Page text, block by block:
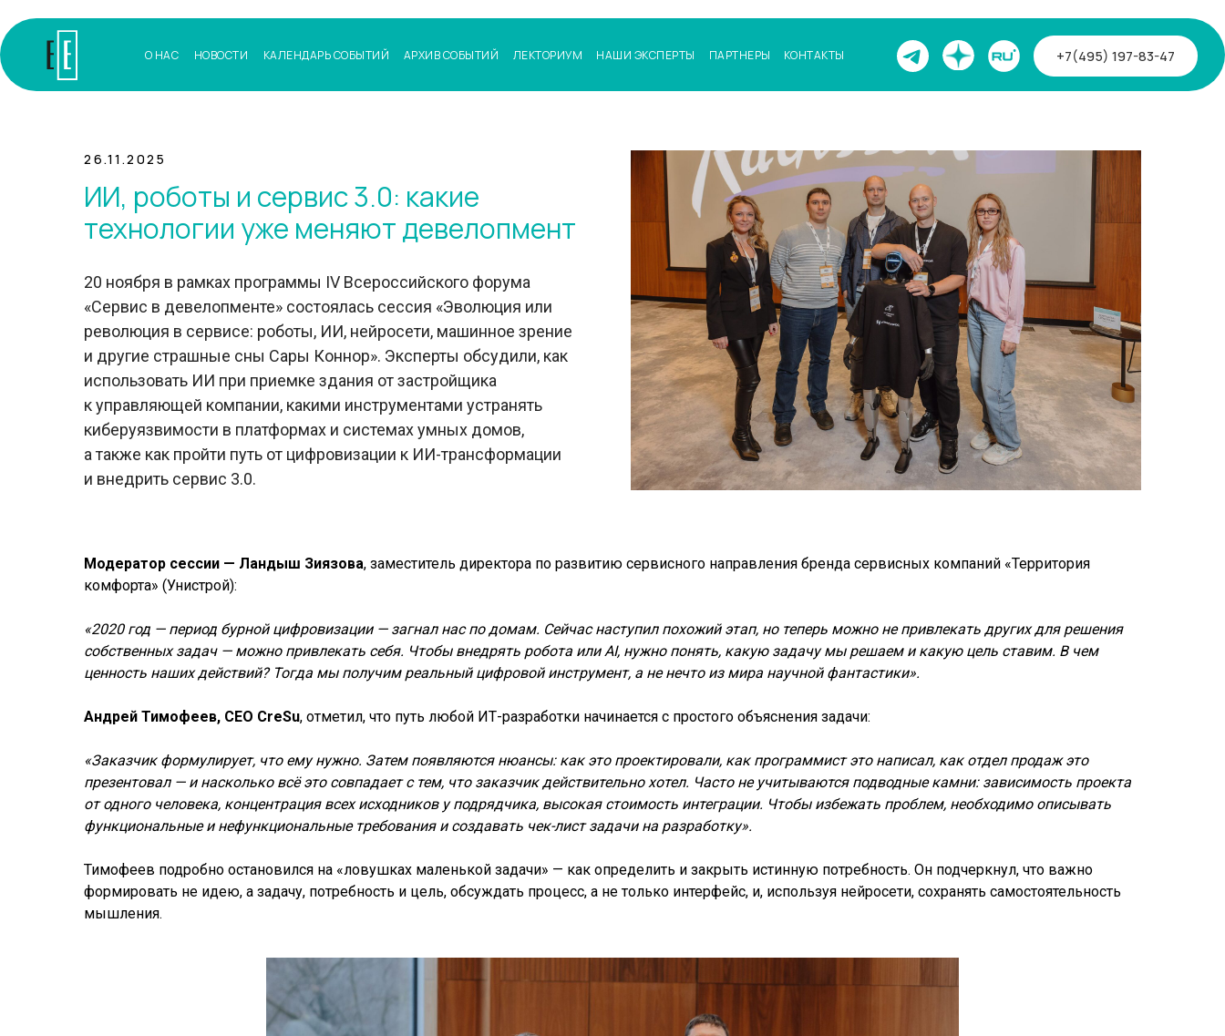
О НАС КОНТАКТЫ
НОВОСТИ ПАРТНЕРЫ
НАШИ ЭКСПЕРТЫ
ЛЕКТОРИУМ
АРХИВ СОБЫТИЙ
КАЛЕНДАРЬ СОБЫТИЙ +7(495) 197-83-47
26.11.2025
ИИ, роботы и сервис 3.0: какие
технологии уже меняют девелопмент
20 ноября в рамках программы IV Всероссийского форума
«Сервис в девелопменте» состоялась сессия «Эволюция или
революция в сервисе: роботы, ИИ, нейросети, машинное зрение
и другие страшные сны Сары Коннор». Эксперты обсудили, как
использовать ИИ при приемке здания от застройщика
к управляющей компании, какими инструментами устранять
киберуязвимости в платформах и системах умных домов,
а также как пройти путь от цифровизации к ИИ-трансформации
и внедрить сервис 3.0.
Модератор сессии — Ландыш Зиязова, заместитель директора по развитию сервисного направления бренда сервисных компаний «Территория
комфорта» (Унистрой):
«2020 год — период бурной цифровизации — загнал нас по домам. Сейчас наступил похожий этап, но теперь можно не привлекать других для решения
собственных задач — можно привлекать себя. Чтобы внедрять робота или AI, нужно понять, какую задачу мы решаем и какую цель ставим. В чем
ценность наших действий? Тогда мы получим реальный цифровой инструмент, а не нечто из мира научной фантастики».
Андрей Тимофеев, CEO CreSu, отметил, что путь любой ИТ-разработки начинается с простого объяснения задачи:
«Заказчик формулирует, что ему нужно. Затем появляются нюансы: как это проектировали, как программист это написал, как отдел продаж это
презентовал — и насколько всё это совпадает с тем, что заказчик действительно хотел. Часто не учитываются подводные камни: зависимость проекта
от одного человека, концентрация всех исходников у подрядчика, высокая стоимость интеграции. Чтобы избежать проблем, необходимо описывать
функциональные и нефункциональные требования и создавать чек-лист задачи на разработку».
Тимофеев подробно остановился на «ловушках маленькой задачи» — как определить и закрыть истинную потребность. Он подчеркнул, что важно
формировать не идею, а задачу, потребность и цель, обсуждать процесс, а не только интерфейс, и, используя нейросети, сохранять самостоятельность
мышления.